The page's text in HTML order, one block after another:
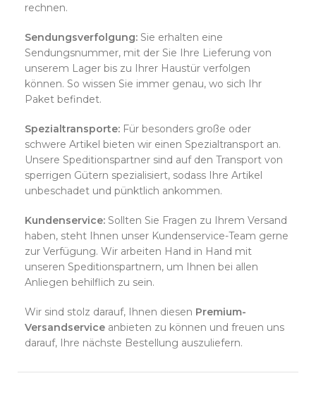
rechnen.
Sendungsverfolgung: Sie erhalten eine
Sendungsnummer, mit der Sie Ihre Lieferung von
unserem Lager bis zu Ihrer Haustür verfolgen
können. So wissen Sie immer genau, wo sich Ihr
Paket befindet.
Spezialtransporte: Für besonders große oder
schwere Artikel bieten wir einen Spezialtransport an.
Unsere Speditionspartner sind auf den Transport von
sperrigen Gütern spezialisiert, sodass Ihre Artikel
unbeschadet und pünktlich ankommen.
Kundenservice: Sollten Sie Fragen zu Ihrem Versand
haben, steht Ihnen unser Kundenservice-Team gerne
zur Verfügung. Wir arbeiten Hand in Hand mit
unseren Speditionspartnern, um Ihnen bei allen
Anliegen behilflich zu sein.
Wir sind stolz darauf, Ihnen diesen Premium-
Versandservice anbieten zu können und freuen uns
darauf, Ihre nächste Bestellung auszuliefern.